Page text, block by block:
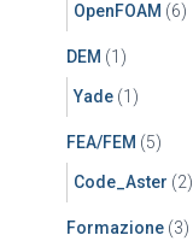
OpenFOAM (6)
DEM (1)
Yade (1)
FEA/FEM (5)
Code_Aster (2)
Formazione (3)